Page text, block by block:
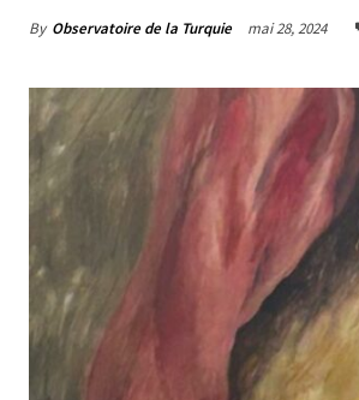
By Observatoire de la Turquie mai 28, 2024